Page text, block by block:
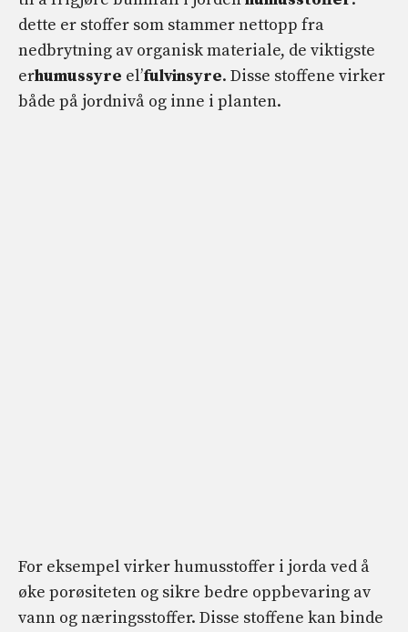
dette er stoffer som stammer nettopp fra
nedbrytning av organisk materiale, de viktigste
erhumussyre el’fulvinsyre. Disse stoffene virker
både på jordnivå og inne i planten.
For eksempel virker humusstoffer i jorda ved å
øke porøsiteten og sikre bedre oppbevaring av
vann og næringsstoffer. Disse stoffene kan binde